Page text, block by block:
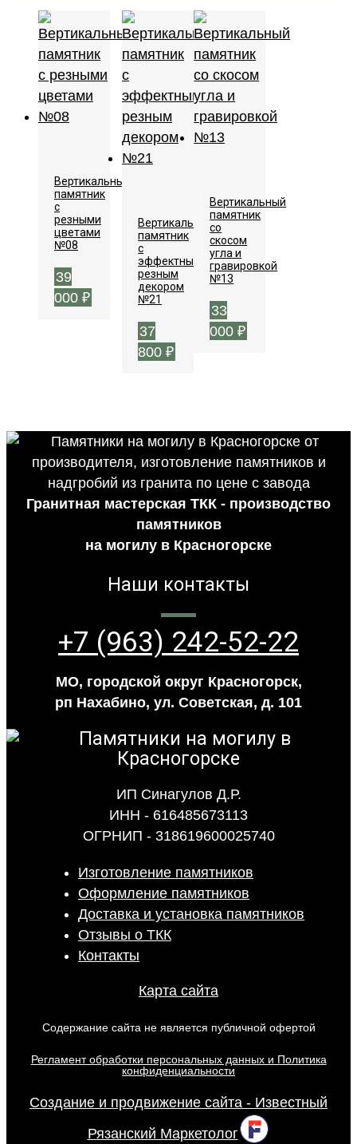
Вертикальный
памятник
с
резными
цветами
№08
39
000 ₽
Вертикальный
памятник
с
эффектным
резным
декором
№21
37
800₽
Вертикальный
памятник
со
скосом
угла и
гравировкой
№13
33
000₽
Гранитная мастерская ТКК - производство
памятников
на могилу в Красногорске
Наши контакты
+7 (963) 242-52-22
МО, городской округ Красногорск,
рп Нахабино, ул. Советская, д. 101
ИП Синагулов Д.Р.
ИНН - 616485673113
ОГРНИП - 318619600025740
Изготовление памятников
Оформление памятников
Доставка и установка памятников
Отзывы о ТКК
Контакты
Карта сайта
Содержание сайта не является публичной офертой
Регламент обработки персональных данных и Политика
конфиденциальности
Создание и продвижение сайта - Известный
Рязанский Маркетолог